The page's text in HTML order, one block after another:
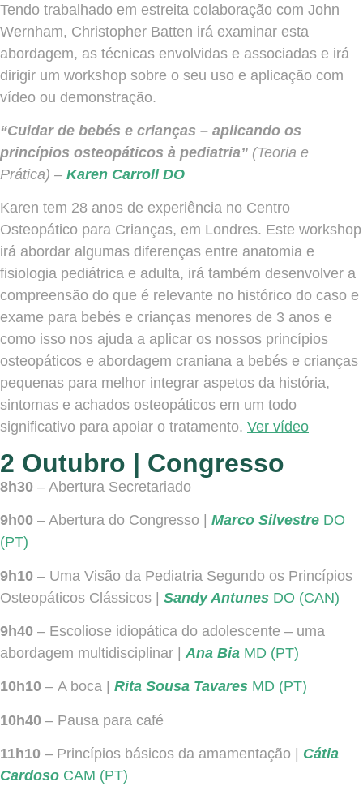
Tendo trabalhado em estreita colaboração com John
Wernham, Christopher Batten irá examinar esta
abordagem, as técnicas envolvidas e associadas e irá
dirigir um workshop sobre o seu uso e aplicação com
vídeo ou demonstração.
“Cuidar de bebés e crianças – aplicando os
princípios osteopáticos à pediatria” (Teoria e
Prática) – Karen Carroll DO
Karen tem 28 anos de experiência no Centro
Osteopático para Crianças, em Londres. Este workshop
irá abordar algumas diferenças entre anatomia e
fisiologia pediátrica e adulta, irá também desenvolver a
compreensão do que é relevante no histórico do caso e
exame para bebés e crianças menores de 3 anos e
como isso nos ajuda a aplicar os nossos princípios
osteopáticos e abordagem craniana a bebés e crianças
pequenas para melhor integrar aspetos da história,
sintomas e achados osteopáticos em um todo
significativo para apoiar o tratamento. Ver vídeo
2 Outubro | Congresso
8h30 – Abertura Secretariado
9h00 – Abertura do Congresso | Marco Silvestre DO
(PT)
9h10 – Uma Visão da Pediatria Segundo os Princípios
Osteopáticos Clássicos | Sandy Antunes DO (CAN)
9h40 – Escoliose idiopática do adolescente – uma
abordagem multidisciplinar | Ana Bia MD (PT)
10h10 – A boca Rita Sousa Tavares MD (PT)
10h40 – Pausa para café
11h10 – Princípios básicos da amamentação | Cátia
Cardoso CAM (PT)